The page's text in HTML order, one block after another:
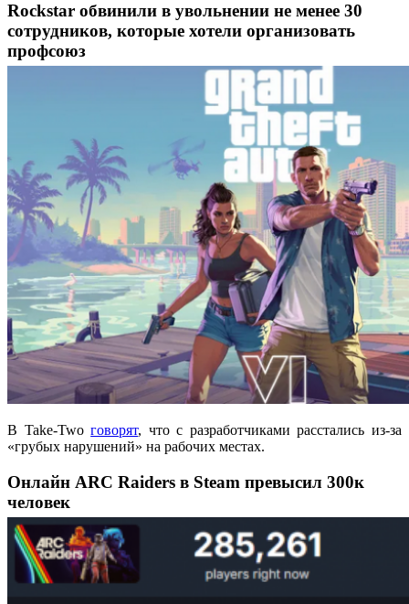
Rockstar обвинили в увольнении не менее 30
сотрудников, которые хотели организовать
профсоюз
В Take-Twoговорят, что с разработчиками расстались из-за
«грубых нарушений» на рабочих местах.
Онлайн ARC Raiders в Steam превысил 300к
человек